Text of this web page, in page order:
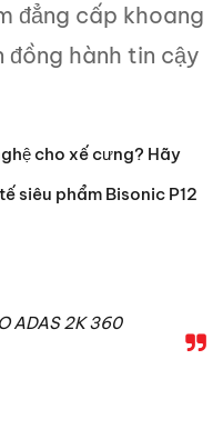
đẳng cấp khoang
hành tin cậy
cho xế cưng? Hãy
siêu phẩm Bisonic P12
ADAS 2K 360